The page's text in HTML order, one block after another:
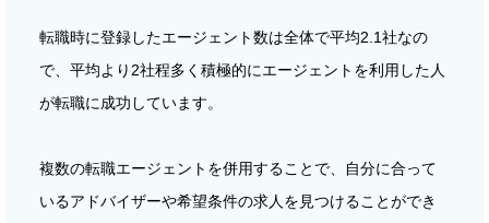
転職時に登録したエージェント数は全体で平均2.1社なの
で、平均より2社程多く積極的にエージェントを利用した人
が転職に成功しています。
複数の転職エージェントを併用することで、自分に合って
いるアドバイザーや希望条件の求人を見つけることができ